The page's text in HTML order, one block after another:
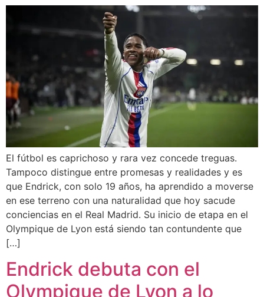
El fútbol es caprichoso y rara vez concede treguas.
Tampoco distingue entre promesas y realidades y es
que Endrick, con solo 19 años, ha aprendido a moverse
en ese terreno con una naturalidad que hoy sacude
conciencias en el Real Madrid. Su inicio de etapa en el
Olympique de Lyon está siendo tan contundente que
[…]
Endrick debuta con el
Olympique de Lyon a lo